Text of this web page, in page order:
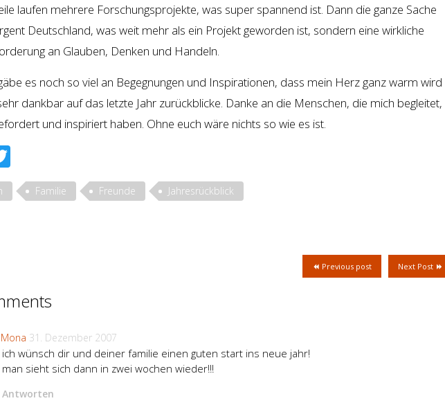
laufen mehrere Forschungsprojekte, was super spannend ist. Dann die ganze Sache
Deutschland, was weit mehr als ein Projekt geworden ist, sondern eine wirkliche
an Glauben, Denken und Handeln.
es noch so viel an Begegnungen und Inspirationen, dass mein Herz ganz warm wird
dankbar auf das letzte Jahr zurückblicke. Danke an die Menschen, die mich begleitet,
und inspiriert haben. Ohne euch wäre nichts so wie es ist.
Familie Freunde Jahresrückblick
Next Post
Previous post
Mona 31. Dezember 2007
ich wünsch dir und deiner familie einen guten start ins neue jahr!
man sieht sich dann in zwei wochen wieder!!!
Antworten